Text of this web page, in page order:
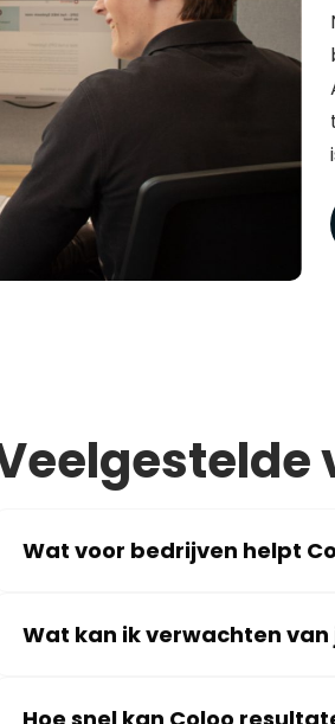
Wat voor bedrijven helpt
Wat kan ik verwachten van